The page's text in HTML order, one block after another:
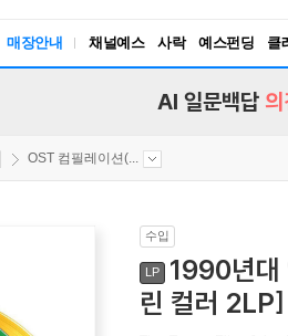
매장안내 채널예스 사락 예스펀딩 클
AI 일문백답
OST 컴필레이션(...
수입
LP
1990년
린 컬러 2LP]